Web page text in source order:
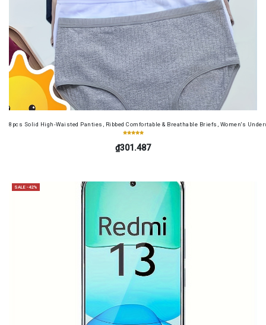
8pcs Solid High-Waisted Panties, Ribbed Comfortable & Breathable Briefs, Women's
₫301.487
SALE -42%